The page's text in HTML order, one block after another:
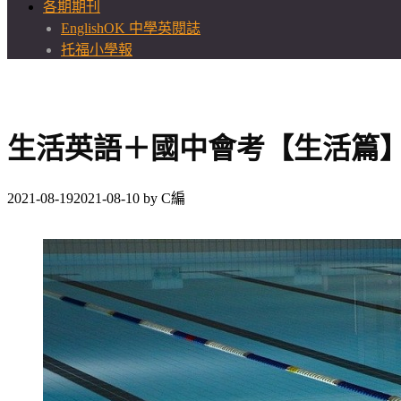
各期期刊
EnglishOK 中學英閱誌
托福小學報
生活英語＋國中會考【生活篇
2021-08-192021-08-10 by C編